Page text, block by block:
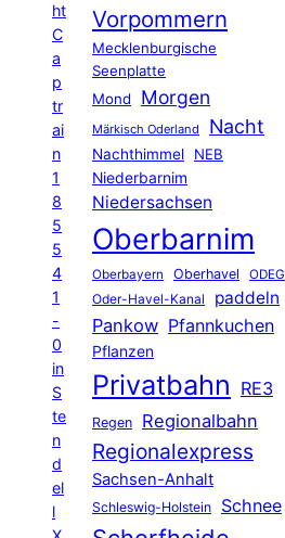
ht
C
a
p
tr
ai
n
1
8
5
5
4
1
-
0
in
S
te
n
d
el
l
Vorpommern
Mecklenburgische
Seenplatte
Mond
Morgen
Märkisch Oderland Nacht
Nachthimmel
NEB
Niederbarnim
Niedersachsen
Oberbarnim
Oberbayern Oberhavel ODEG
Oder-Havel-Kanal paddeln
Pankow Pfannkuchen
Pflanzen
Privatbahn RE3
Regen Regionalbahn
Regionalexpress
Sachsen-Anhalt
Schleswig-Holstein Schnee